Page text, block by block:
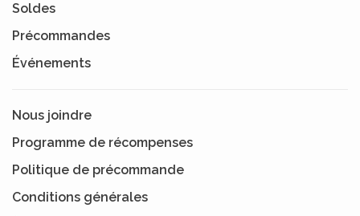
Soldes
Précommandes
Événements
Nous joindre
Programme de récompenses
Politique de précommande
Conditions générales